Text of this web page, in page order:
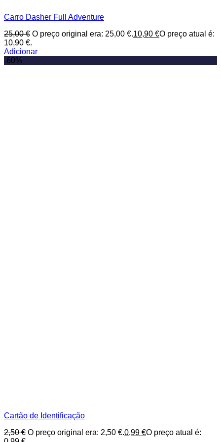
Carro Dasher Full Adventure
25,00€ O preço original era: 25,00 €.10,90 €O preço atual é:
10,90 €.
Adicionar
-60%
Cartão de Identificação
2,50€ O preço original era: 2,50 €.0,99 €O preço atual é: